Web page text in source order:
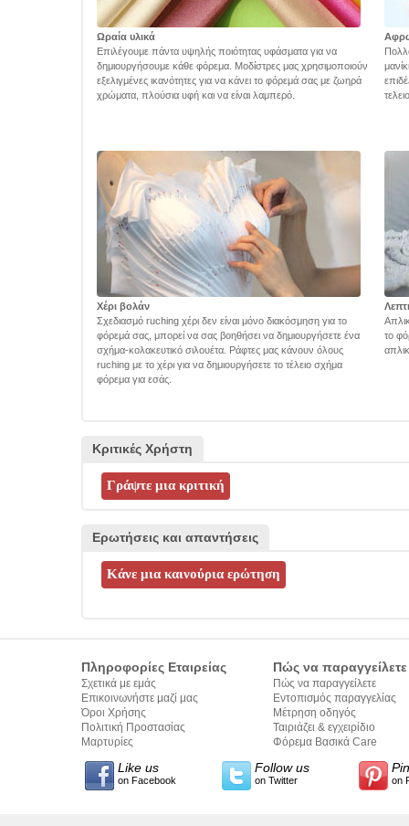
Ωραία υλικά
Επιλέγουμε πάντα υψηλής ποιότητας υφάσματα για να
δημιουργήσουμε κάθε φόρεμα. Μοδίστρες μας χρησιμοποιούν
εξελιγμένες ικανότητες για να κάνει το φόρεμά σας με ζωηρά
χρώματα, πλούσια υφή και να είναι λαμπερό.
Χέρι βολάν
Σχεδιασμό ruching χέρι δεν είναι μόνο διακόσμηση για το
φόρεμά σας, μπορεί να σας βοηθήσει να δημιουργήσετε ένα
σχήμα-κολακευτικό σιλουέτα. Ράφτες μας κάνουν όλους
ruching με το χέρι για να δημιουργήσετε το τέλειο σχήμα
φόρεμα για εσάς.
το
Κριτικές Χρήστη
Ερωτήσεις και απαντήσεις
Πληροφορίες Εταιρείας
Σχετικά με εμάς
Επικοινωνήστε μαζί μας
Όροι Χρήσης
Πολιτική Προστασίας
Προσωπικών Δεδομένων
Μαρτυρίες
Πώς να παραγγείλετε
Πώς να παραγγείλετε
Εντοπισμός παραγγελίας
Μέτρηση οδηγός
Ταιριάζει & εγχειρίδιο
σύνταξης κειμένων
Φόρεμα Βασικά Care
Like us
on Facebook
Follow us
on Twitter on